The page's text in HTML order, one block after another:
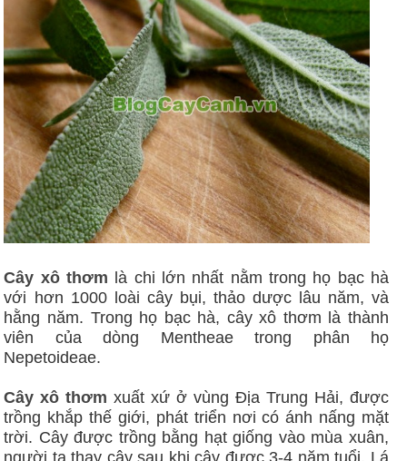
Cây xô thơm là chi lớn nhất nằm trong họ bạc hà
với hơn 1000 loài cây bụi, thảo dược lâu năm, và
hằng năm. Trong họ bạc hà, cây xô thơm là thành
viên của dòng Mentheae trong phân họ
Nepetoideae.
Cây xô thơm xuất xứ ở vùng Địa Trung Hải, được
trồng khắp thế giới, phát triển nơi có ánh nấng mặt
trời. Cây được trồng bằng hạt giống vào mùa xuân,
người ta thay cây sau khi cây được 3-4 năm tuổi. Lá